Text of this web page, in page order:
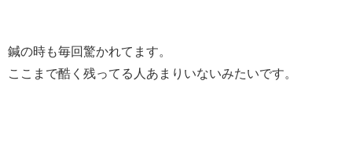
鍼の時も毎回驚かれてます。
ここまで酷く残ってる人あまりいないみたいです。